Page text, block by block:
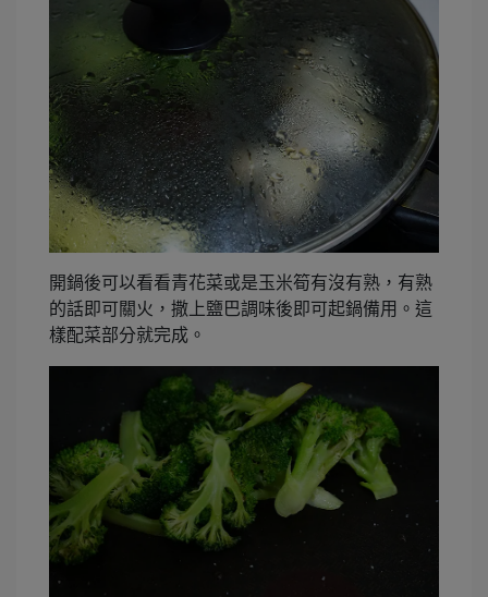
開鍋後可以看看青花菜或是玉米筍有沒有熟，有熟
的話即可關火，撒上鹽巴調味後即可起鍋備用。這
樣配菜部分就完成。